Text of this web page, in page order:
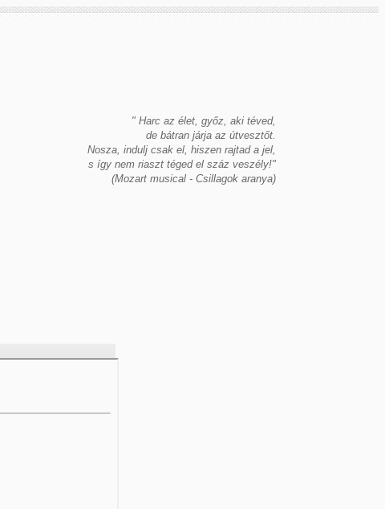
" Harc az élet, győz, aki téved,
de bátran járja az útvesztőt.
Nosza, indulj csak el, hiszen rajtad a jel,
s így nem riaszt téged el száz veszély!"
(Mozart musical - Csillagok aranya)